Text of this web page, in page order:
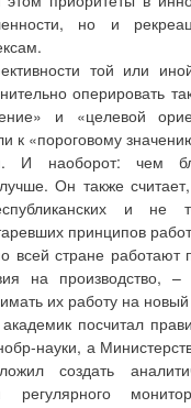
но и
той или
оперировать
и «целевой
к «пороговому
И наоборот: чем
Он также
и не
принципов
всей стране работают
на производство,
их работу на новый
посчитал
науки, а
создать
регулярного